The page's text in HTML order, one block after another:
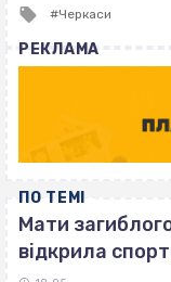
Tagged
Черкаси
РЕКЛАМА
ПО ТЕМІ
Мати
відкрила